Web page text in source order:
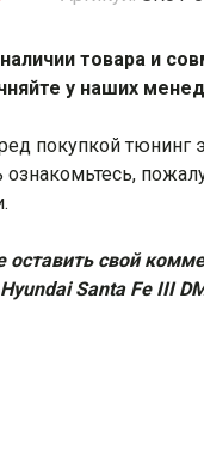
товара и
у наших
покупкой тюнинг
.
свой
Santa Fe III